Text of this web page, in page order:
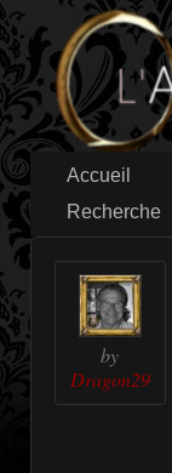
Accueil
Recherche
by
Dragon29